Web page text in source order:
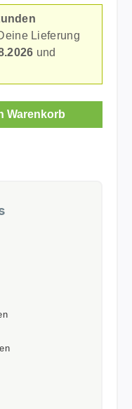
Lieferung
und
gewünschten
Warenkorb